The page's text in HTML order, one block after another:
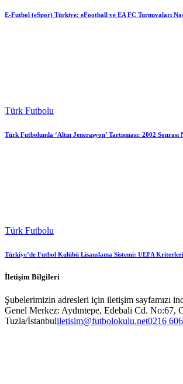
E-Futbol (eSpor) Türkiye: eFootball ve EA FC Turnuvaları
Türk Futbolu
Türk Futbolunda ‘Altın Jenerasyon’ Tartışması: 2002 Sonrası
Türk Futbolu
Türkiye’de Futbol Kulübü Lisanslama Sistemi: UEFA Kriterleri
İletişim Bilgileri
Şubelerimizin adresleri için iletişim sayfamızı
Genel Merkez: Aydıntepe, Edebali Cd. No:67,
Tuzla/İstanbuliletisim@futbolokulu.net0216